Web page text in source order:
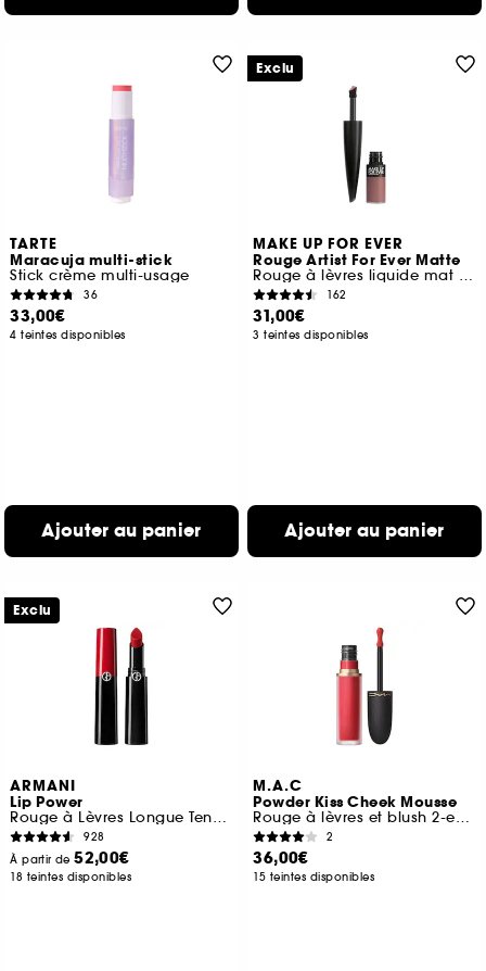
TARTE
Maracuja multi-stick
Stick crème multi-usage
36
33,00€
4 teintes disponibles
Ajouter au panier
MAKE UP FOR EVER
Rouge Artist For Ever Matte
Rouge à lèvres liquide mat longue tenue
162
31,00€
3 teintes disponibles
Ajouter au panier
Exclu
ARMANI
Lip Power
Rouge à Lèvres Longue Tenue et Couleur Intense
928
À partir de52,00€
18 teintes disponibles
Exclu
M.A.C
Powder Kiss Cheek Mousse
Rouge à lèvres et blush 2-en-1
2
36,00€
15 teintes disponibles